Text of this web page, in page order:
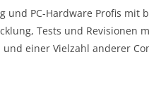
PC-Hardware Profis mit
Tests und Revisionen
einer Vielzahl anderer